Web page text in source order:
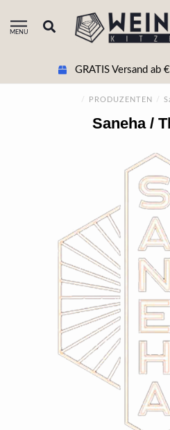
MENU
GRATIS Versand ab
/ PRODUZENTEN /
Saneha /